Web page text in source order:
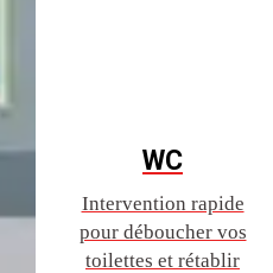
WC
Intervention rapide
pour déboucher vos
toilettes et rétablir